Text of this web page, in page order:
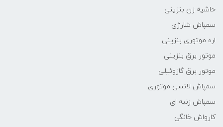
حاشیه زن بنزینی
سمپاش شارژی
اره موتوری بنزینی
موتور برق بنزینی
موتور برق گازوئیلی
سمپاش لانسی موتوری
سمپاش زنبه ای
کارواش خانگی